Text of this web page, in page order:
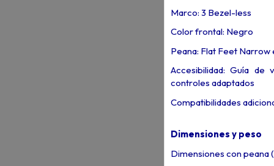
Marco: 3 Bezel-less
Color frontal: Negro
Peana: Flat Feet
Accesibilidad: Guía de
controles adaptados
Compatibilidades
Dimensiones y peso
Dimensiones con peana